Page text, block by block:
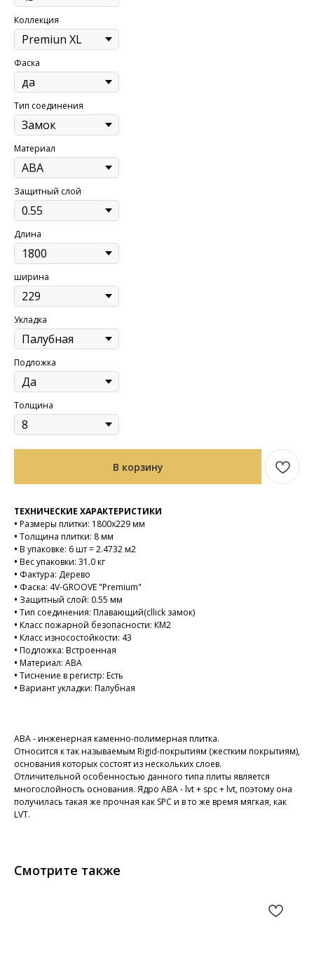
Коллекция
Фаска
Тип соединения
Материал
Защитный слой
Длина
ширина
Укладка
Подложка
Толщина
В корзину
ТЕХНИЧЕСКИЕ ХАРАКТЕРИСТИКИ
• Размеры плитки: 1800х229 мм
• Толщина плитки: 8 мм
• В упаковке: 6 шт = 2.4732 м2
• Вес упаковки: 31.0 кг
• Фактура: Дерево
• Фаска: 4V-GROOVE "Premium"
• Защитный слой: 0.55 мм
• Тип соединения: Плавающий(cllick замок)
• Класс пожарной безопасности: КМ2
• Класс износостойкости: 43
• Подложка: Встроенная
• Материал: ABA
• Тиснение в регистр: Есть
• Вариант укладки: Палубная
ABA - инженерная каменно-полимерная плитка.
Относится к так называемым Rigid-покрытиям (жестким покрытиям),
основания которых состоят из нескольких слоев.
Отличительной особенностью данного типа плиты является
многослойность основания. Ядро ABA - lvt + spc + lvt, поэтому она
получилась такая же прочная как SPC и в то же время мягкая, как
LVT.
Смотрите также